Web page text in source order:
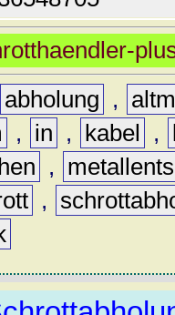
abholung ,
, in , kabel ,
,
,